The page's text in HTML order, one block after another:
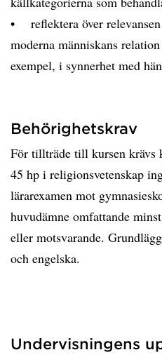
• reflektera över
moderna människans
exempel, i synnerhet med
Behörighetskrav
För tillträde till kursen krävs
45 hp i religionsvetenskap
lärarexamen mot
huvudämne omfattande
eller motsvarande.
och engelska.
Undervisningens